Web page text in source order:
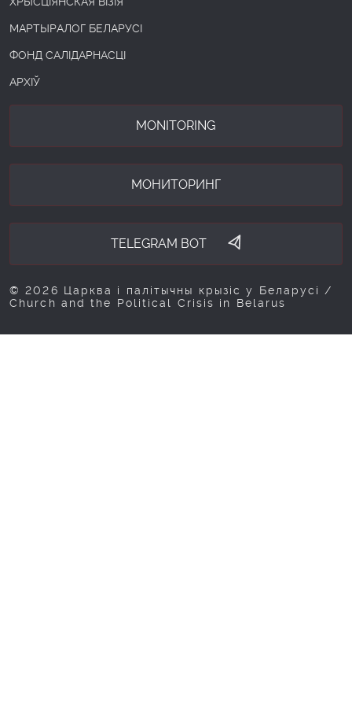
МАРТЫРАЛОГ БЕЛАРУСІ
ФОНД САЛІДАРНАСЦІ
АРХІЎ
MONITORING
МОНИТОРИНГ
TELEGRAM BOT
© 2026 Царква і палітычны крызіс у Беларусі /
Church and the Political Crisis in Belarus